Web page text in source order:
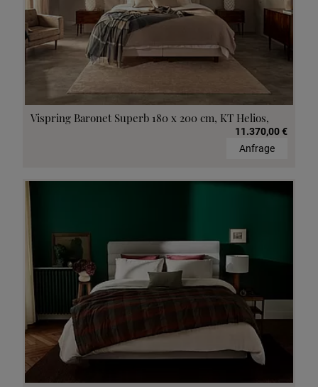
Vispring Baronet Superb 180 x 200 cm, KT Helios,
11.370,00 €
Anfrage